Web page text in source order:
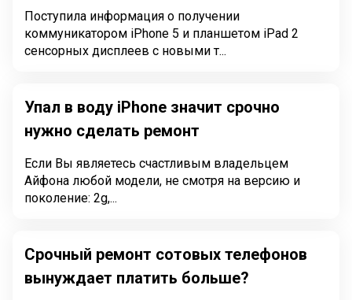
Поступила информация о получении
коммуникатором iPhone 5 и планшетом iPad 2
сенсорных дисплеев с новыми т...
Упал в воду iPhone значит срочно
нужно сделать ремонт
Если Вы являетесь счастливым владельцем
Айфона любой модели, не смотря на версию и
поколение: 2g,...
Срочный ремонт сотовых телефонов
вынуждает платить больше?